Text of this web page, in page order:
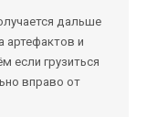
дальше
артефактов и
если грузиться
вправо от